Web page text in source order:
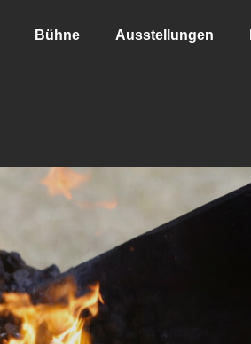
Bühne Ausstellungen